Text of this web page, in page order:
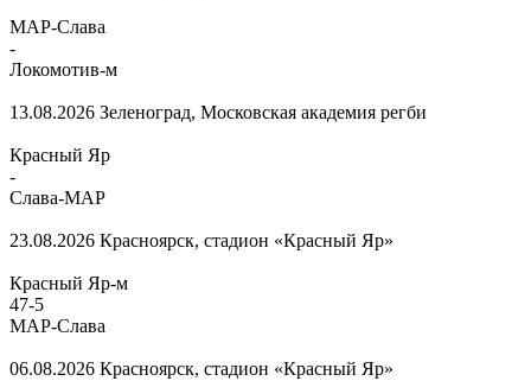
МАР-Слава
-
Локомотив-м
13.08.2026 Зеленоград, Московская академия регби
Красный Яр
-
Слава-МАР
23.08.2026 Красноярск, стадион «Красный Яр»
Красный Яр-м
47-5
МАР-Слава
06.08.2026 Красноярск, стадион «Красный Яр»